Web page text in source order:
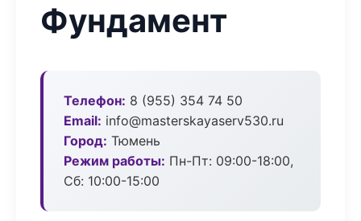
Фундамент
Телефон: 8 (955) 354 74 50
Email: info@masterskayaserv530.ru
Город: Тюмень
Режим работы: Пн-Пт: 09:00-18:00,
Сб: 10:00-15:00